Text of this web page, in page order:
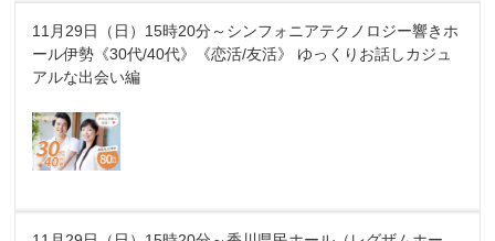
11月29日（日）15時20分～シンフォニアテクノロジー響きホ
ール伊勢《30代/40代》《恋活/友活》 ゆっくりお話しカジュ
アルな出会い編